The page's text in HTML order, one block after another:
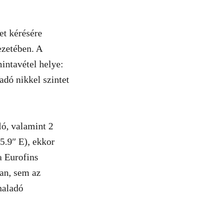
kérésére
A
helye:
nikkel szintet
valamint 2
E), ekkor
Eurofins
sem az